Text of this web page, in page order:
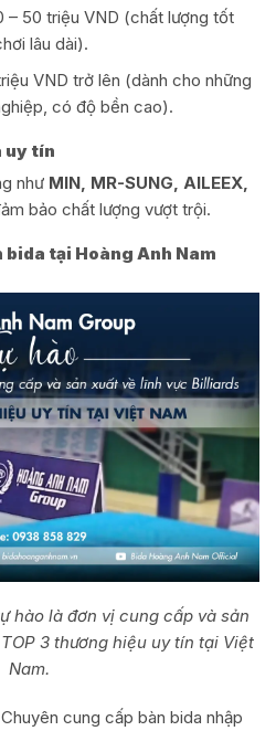
– 50 triệu VND (chất lượng tốt
lâu dài).
VND trở lên (dành cho những
có độ bền cao).
uy tín
như MIN, MR-SUNG, AILEEX,
bảo chất lượng vượt trội.
bida tại Hoàng Anh Nam
hào là đơn vị cung cấp và sản
3 thương hiệu uy tín tại Việt
Nam.
Chuyên cung cấp bàn bida nhập